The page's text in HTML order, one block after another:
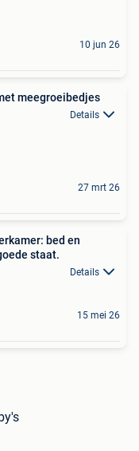
10 jun 26
meegroeibedjes
Details
27 mrt 26
bed en
staat.
Details
15 mei 26